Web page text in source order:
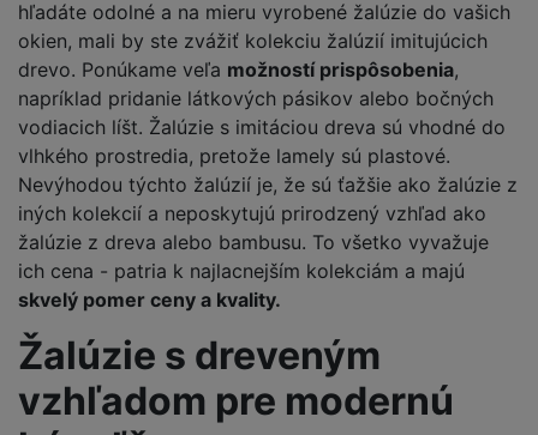
hľadáte odolné a na mieru vyrobené žalúzie do vašich
okien, mali by ste zvážiť kolekciu žalúzií imitujúcich
drevo. Ponúkame veľa možností prispôsobenia,
napríklad pridanie látkových pásikov alebo bočných
vodiacich líšt. Žalúzie s imitáciou dreva sú vhodné do
vlhkého prostredia, pretože lamely sú plastové.
Nevýhodou týchto žalúzií je, že sú ťažšie ako žalúzie z
iných kolekcií a neposkytujú prirodzený vzhľad ako
žalúzie z dreva alebo bambusu. To všetko vyvažuje
ich cena - patria k najlacnejším kolekciám a majú
skvelý pomer ceny a kvality.
Žalúzie s dreveným
vzhľadom pre modernú